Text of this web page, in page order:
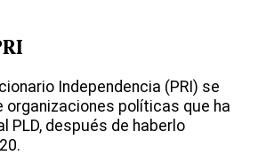
Independencia (PRI) se
organizaciones políticas que ha
PLD, después de haberlo